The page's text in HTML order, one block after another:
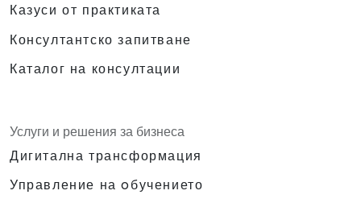
Казуси от практиката
Консултантско запитване
Каталог на консултации
Услуги и решения за бизнеса
Дигитална трансформация
Управление на oбучението